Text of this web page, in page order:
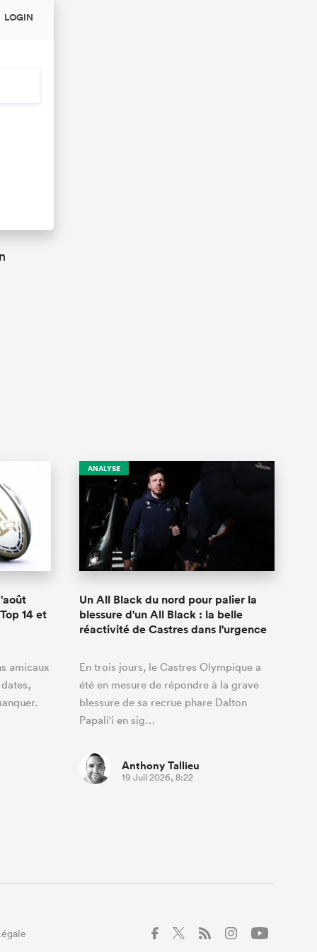
LOGIN
14 et
amicaux
ANALYSE
Un All Black du nord pour palier la
blessure d'un All Black : la belle
réactivité de Castres dans l'urgence
En trois jours, le Castres Olympique a
été en mesure de répondre à la grave
blessure de sa recrue phare Dalton
Papali'i en sig…
Anthony Tallieu
19 Juil 2026, 8:22